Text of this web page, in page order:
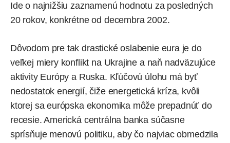
Ide o najnižšiu zaznamenú hodnotu za posledných
20 rokov, konkrétne od decembra 2002.
Dôvodom pre tak drastické oslabenie eura je do
veľkej miery konflikt na Ukrajine a naň nadväzujúce
aktivity Európy a Ruska. Kľúčovú úlohu má byť
nedostatok energií, čiže energetická kríza, kvôli
ktorej sa európska ekonomika môže prepadnúť do
recesie. Americká centrálna banka súčasne
sprísňuje menovú politiku, aby čo najviac obmedzila